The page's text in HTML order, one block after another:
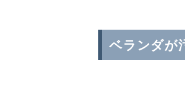
ベランダが